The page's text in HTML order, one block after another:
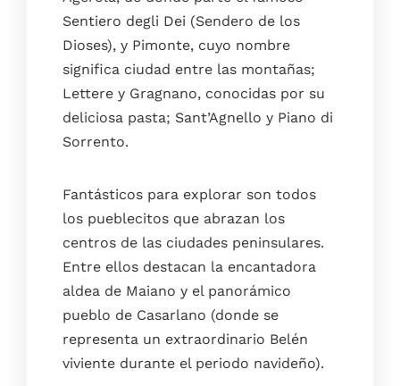
Sentiero degli Dei (Sendero de los
Dioses), y Pimonte, cuyo nombre
significa ciudad entre las montañas;
Lettere y Gragnano, conocidas por su
deliciosa pasta; Sant’Agnello y Piano di
Sorrento.
Fantásticos para explorar son todos
los pueblecitos que abrazan los
centros de las ciudades peninsulares.
Entre ellos destacan la encantadora
aldea de Maiano y el panorámico
pueblo de Casarlano (donde se
representa un extraordinario Belén
viviente durante el periodo navideño).